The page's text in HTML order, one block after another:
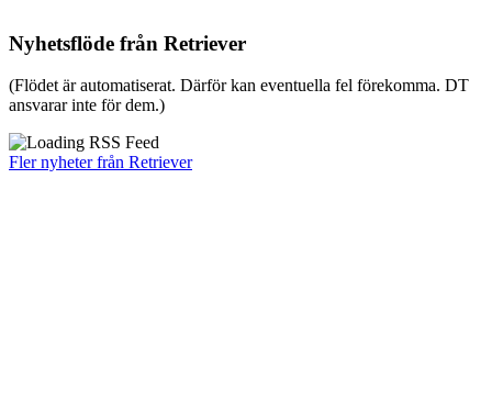
Nyhetsflöde från Retriever
(Flödet är automatiserat. Därför kan eventuella fel förekomma. DT
ansvarar inte för dem.)
Fler nyheter från Retriever